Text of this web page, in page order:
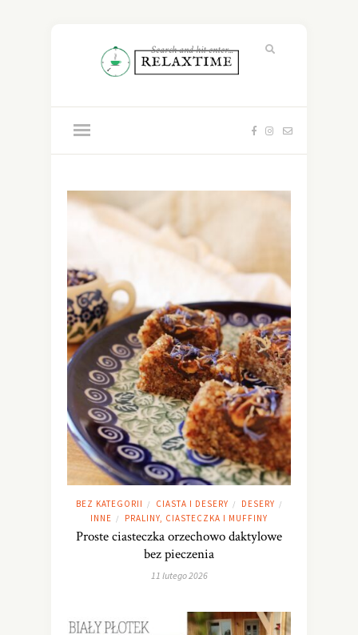
BEZ KATEGORII / CIASTA I DESERY / DESERY /
INNE / PRALINY, CIASTECZKA I MUFFINY
Proste ciasteczka orzechowo daktylowe
bez pieczenia
11 lutego 2026